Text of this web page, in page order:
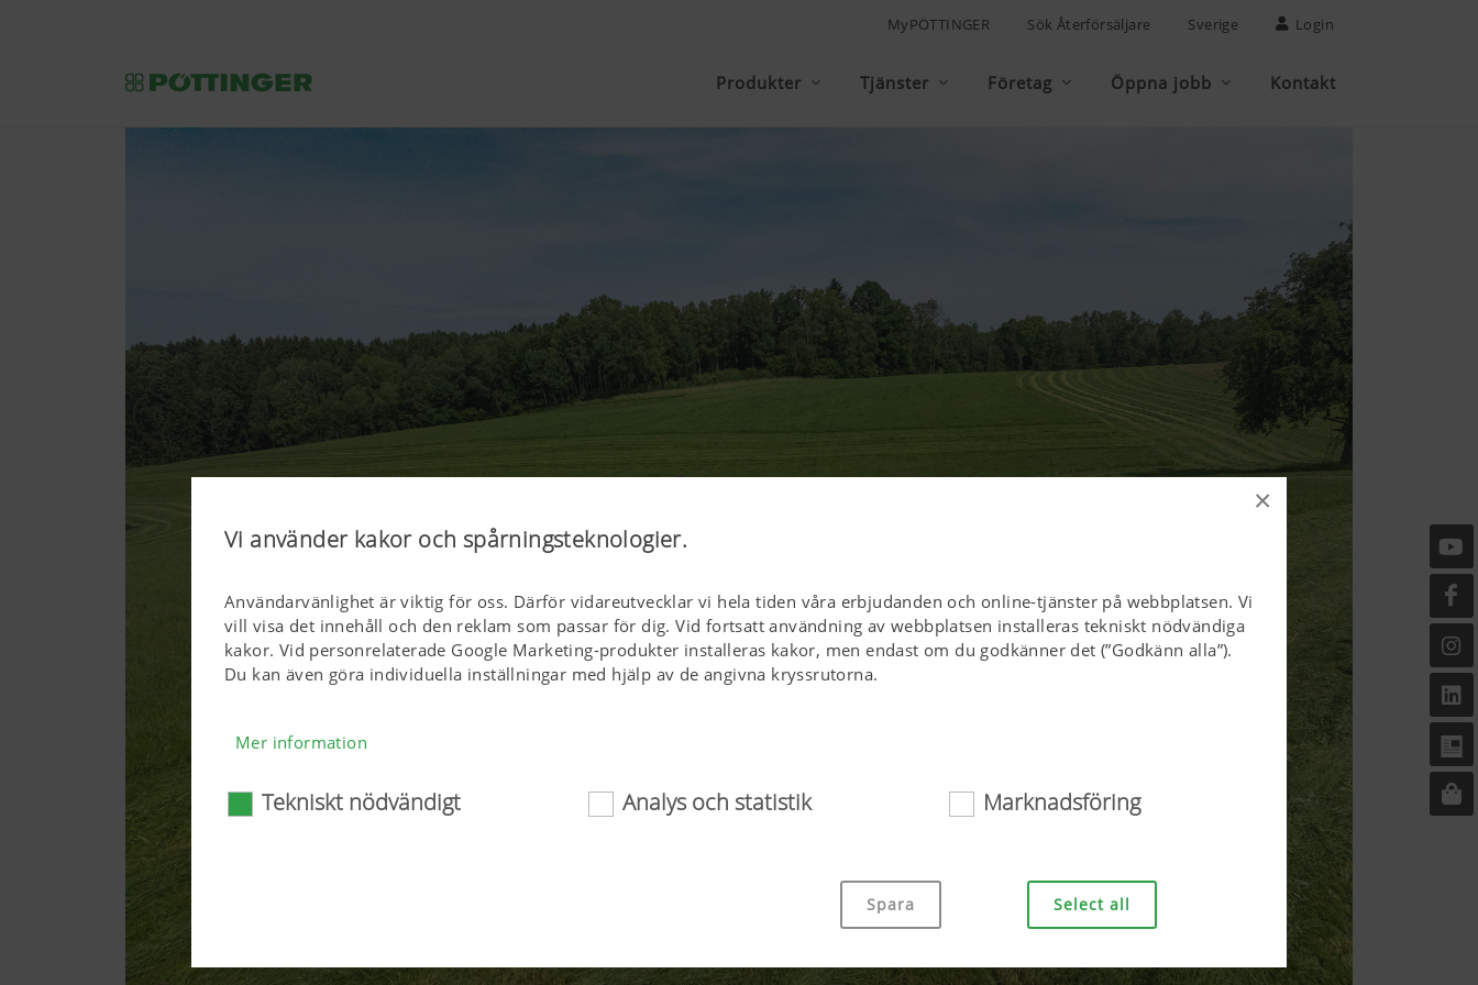
×
Vi använder kakor och spårningsteknologier.
Användarvänlighet är viktig för oss. Därför vidareutvecklar vi hela tiden våra erbjudanden och online-tjänster på webbplatsen. Vi
vill visa det innehåll och den reklam som passar för dig. Vid fortsatt användning av webbplatsen installeras tekniskt nödvändiga
kakor. Vid personrelaterade Google Marketing-produkter installeras kakor, men endast om du godkänner det (”Godkänn alla”).
Du kan även göra individuella inställningar med hjälp av de angivna kryssrutorna.
Tekniskt nödvändigt
användarvänlig. Här avses såväl viktiga grundfunktioner, exempelvis navigering på webbplatsen, korrekt visning i din
webbläsare och frågan om ditt medgivande. Den här webbplatsen fungerar inte utan de ovan nämnda
Mer information
Mer information
Tekniskt nödvändigt Analys och statistik Marknadsföring
Spara Select all
MyPÖTTINGER Sök Återförsäljare Sverige Login
Produkter Tjänster Företag Öppna jobb Kontakt